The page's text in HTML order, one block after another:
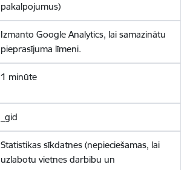
pakalpojumus)
Izmanto Google Analytics, lai samazinātu
pieprasījuma līmeni.
1 minūte
_gid
Statistikas sīkdatnes (nepieciešamas, lai
uzlabotu vietnes darbību un